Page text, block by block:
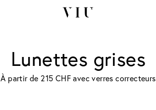
Lunettes grises
À partir de 215 CHF avec verres correcteurs